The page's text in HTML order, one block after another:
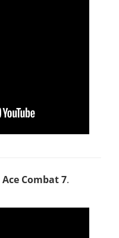
Ace Combat 7.